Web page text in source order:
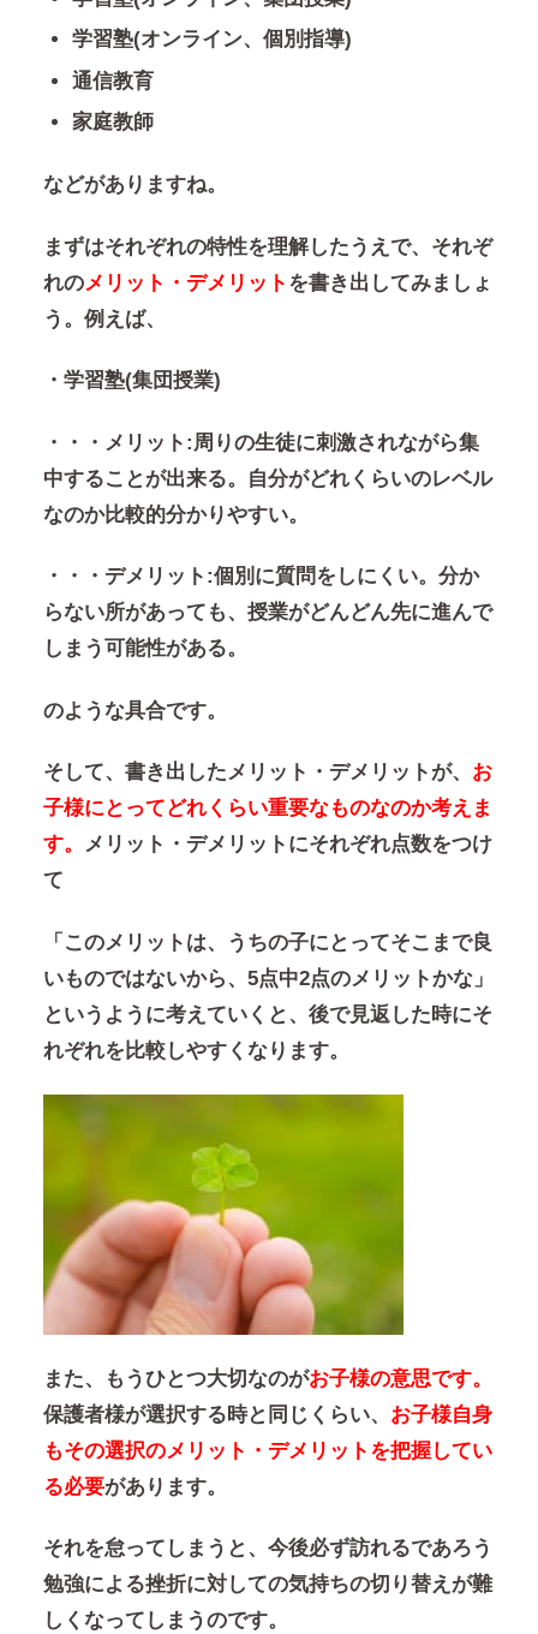
学習塾(オンライン、個別指導)
通信教育
家庭教師
などがありますね。
まずはそれぞれの特性を理解したうえで、それぞ
れのメリット・デメリット を書き出してみましょ
う。例えば、
・学習塾(集団授業)
・・・メリット : 周りの生徒に刺激されながら集
中することが出来る。自分がどれくらいのレベル
なのか比較的分かりやすい。
・・・デメリット :個別に質問をしにくい。分か
らない所があっても、授業がどんどん先に進んで
しまう可能性がある。
のような具合です。
そして、書き出したメリット・デメリットが、 お
子様にとってどれくらい重要なものなのか考えま
す。 メリット・デメリットにそれぞれ点数をつけ
て
「このメリットは、うちの子にとってそこまで良
いものではないから、 5点中2点のメリットかな」
というように考えていくと、後で見返した時にそ
れぞれを比較しやすくなります。
また、もうひとつ大切なのがお子様の意思です。
保護者様が選択する時と同じくらい、 お子様自身
もその選択のメリット・デメリットを把握してい
る必要があります。
それを怠ってしまうと、今後必ず訪れるであろう
勉強による挫折に対しての気持ちの切り替えが難
しくなってしまうのです。